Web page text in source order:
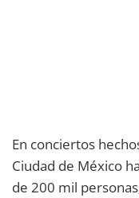
En conciertos
Ciudad de México
de 200 mil